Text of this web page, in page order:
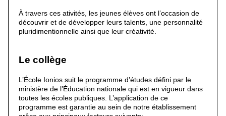
À travers ces ativités, les jeunes élèves ont l’occasion de
découvrir et de développer leurs talents, une personnalité
pluridimentionnelle ainsi que leur créativité.
Le collège
L’École Ionios suit le programme d’études défini par le
ministère de l’Éducation nationale qui est en vigueur dans
toutes les écoles publiques. L’application de ce
programme est garantie au sein de notre établissement